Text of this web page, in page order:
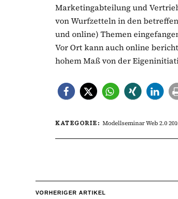
Marketingabteilung und
von Wurfzetteln in den
und online) Themen
Vor Ort kann auch online
hohem Maß von der
KATEGORIE: Modellseminar Web 2.0
VORHERIGER ARTIKEL